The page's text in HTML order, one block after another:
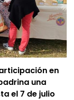
en
una
el 7 de julio